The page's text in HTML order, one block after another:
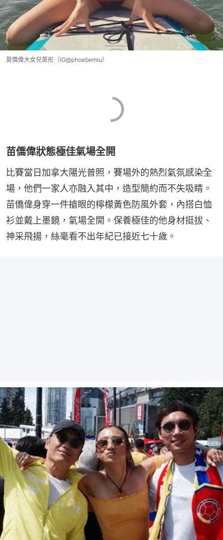
苗僑偉大女兒苗彤（IG@phoebemiu）
苗僑偉狀態極佳氣場全開
比賽當日加拿大陽光普照，賽場外的熱烈氣氛感染全
場，他們一家人亦融入其中，造型簡約而不失吸睛。
苗僑偉身穿一件搶眼的檸檬黃色防風外套，內搭白恤
衫並戴上墨鏡，氣場全開。保養極佳的他身材挺拔、
神采飛揚，絲毫看不出年紀已接近七十歲。